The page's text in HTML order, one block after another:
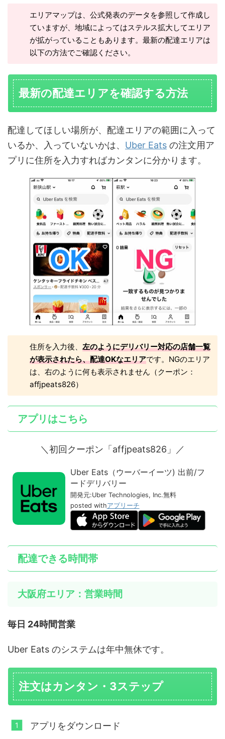
エリアマップは、公式発表のデータを参照して作成し
ていますが、地域によってはステルス拡大してエリア
が拡がっていることもあります。最新の配達エリアは
以下の方法でご確認ください。
最新の配達エリアを確認する方法
配達してほしい場所が、配達エリアの範囲に入って
いるか、入っていないかは、 Uber Eats の注文用ア
プリに住所を入力すればカンタンに分かります。
住所を入力後、左のようにデリバリー対応の店舗一覧
が表示されたら、配達OKなエリアです。NGのエリア
は、右のように何も表示されません（クーポン：
affjpeats826）
アプリはこちら
＼初回クーポン「affjpeats826」／
Uber Eats（ウーバーイーツ) 出前/フ
ードデリバリー
開発元:Uber Technologies, Inc.無料
posted withアプリーチ
配達できる時間帯
大阪府エリア：営業時間
毎日 24時間営業
Uber Eats のシステムは年中無休です。
注文はカンタン・3ステップ
アプリをダウンロード